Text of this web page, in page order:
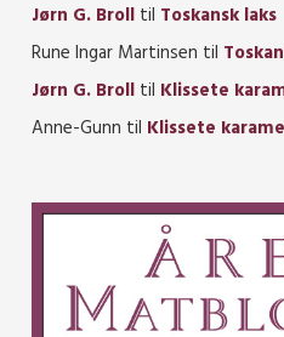
Jørn G. Broll til Toskansk laks
Rune Ingar Martinsen til
Jørn G. Broll til Klissete
Anne-Gunn til Klissete